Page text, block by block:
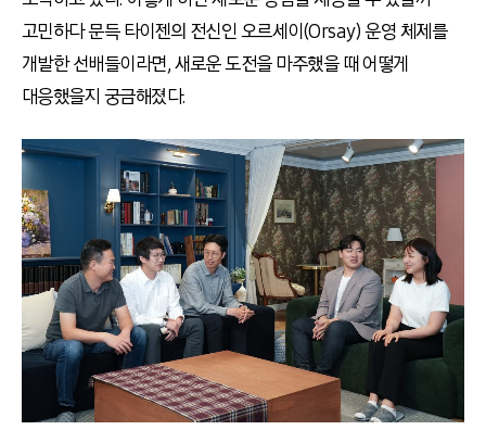
고민하다 문득 타이젠의 전신인 오르세이(Orsay) 운영 체제를
개발한 선배들이라면, 새로운 도전을 마주했을 때 어떻게
대응했을지 궁금해졌다.